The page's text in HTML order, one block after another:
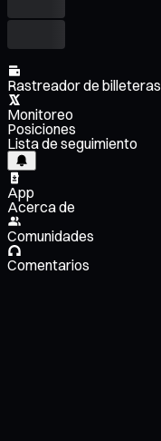
Rastreador de billeteras
Monitoreo
Posiciones
Lista de seguimiento
App
Acerca de
Comunidades
Comentarios